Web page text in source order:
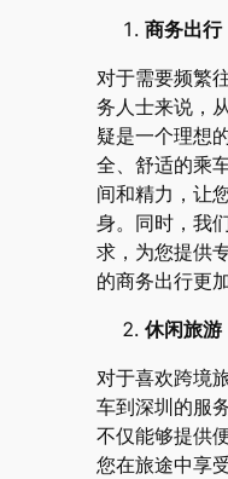
商务出行
对于需要频繁
务人士来说，
疑是一个理想
全、舒适的乘
间和精力，让
身。同时，我
求，为您提供
的商务出行更
休闲旅游
对于喜欢跨境
车到深圳的服
不仅能够提供
您在旅途中享